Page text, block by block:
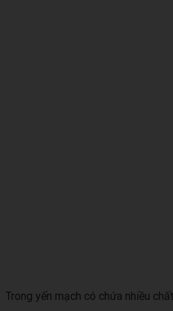
Trong yến mạch có chứa nhiều